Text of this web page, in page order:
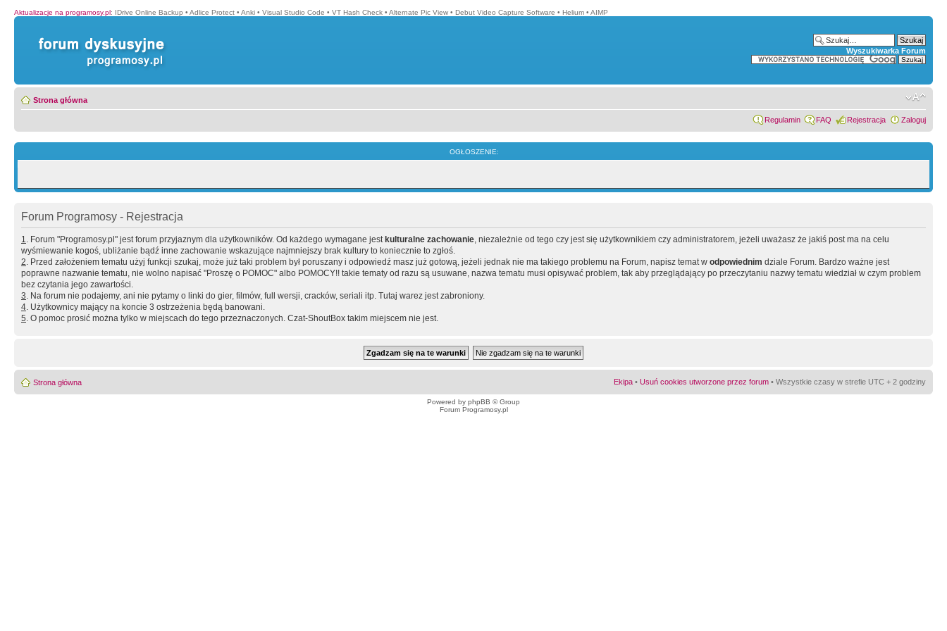
Aktualizacje na programosy.pl: IDrive Online Backup • Adlice Protect • Anki • Visual Studio Code • VT Hash Check • Alternate Pic View • Debut Video Capture Software • Helium • AIMP
Wyszukiwarka Forum
Strona główna
Regulamin FAQ Rejestracja Zaloguj
OGŁOSZENIE:
Forum Programosy - Rejestracja
1. Forum "Programosy.pl" jest forum przyjaznym dla użytkowników. Od każdego wymagane jest kulturalne zachowanie, niezależnie od tego czy jest się użytkownikiem czy administratorem, jeżeli uważasz że jakiś post ma na celu
wyśmiewanie kogoś, ubliżanie bądź inne zachowanie wskazujące najmniejszy brak kultury to koniecznie to zgłoś.
2. Przed założeniem tematu użyj funkcji szukaj, może już taki problem był poruszany i odpowiedź masz już gotową, jeżeli jednak nie ma takiego problemu na Forum, napisz temat w odpowiednim dziale Forum. Bardzo ważne jest
poprawne nazwanie tematu, nie wolno napisać "Proszę o POMOC" albo POMOCY!! takie tematy od razu są usuwane, nazwa tematu musi opisywać problem, tak aby przeglądający po przeczytaniu nazwy tematu wiedział w czym problem
bez czytania jego zawartości.
3. Na forum nie podajemy, ani nie pytamy o linki do gier, filmów, full wersji, cracków, seriali itp. Tutaj warez jest zabroniony.
4. Użytkownicy mający na koncie 3 ostrzeżenia będą banowani.
5. O pomoc prosić można tylko w miejscach do tego przeznaczonych. Czat-ShoutBox takim miejscem nie jest.
Strona główna Ekipa • Usuń cookies utworzone przez forum • Wszystkie czasy w strefie UTC + 2 godziny
Powered by phpBB © Group
Forum Programosy.pl